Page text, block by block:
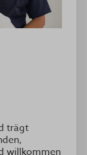
trägt
willkommen